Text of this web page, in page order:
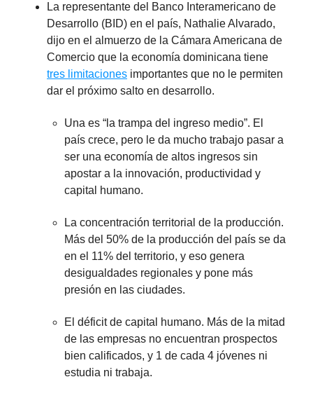
La representante del Banco Interamericano de
Desarrollo (BID) en el país, Nathalie Alvarado,
dijo en el almuerzo de la Cámara Americana de
Comercio que la economía dominicana tiene
tres limitaciones importantes que no le permiten
dar el próximo salto en desarrollo.
Una es “la trampa del ingreso medio”. El
país crece, pero le da mucho trabajo pasar a
ser una economía de altos ingresos sin
apostar a la innovación, productividad y
capital humano.
La concentración territorial de la producción.
Más del 50% de la producción del país se da
en el 11% del territorio, y eso genera
desigualdades regionales y pone más
presión en las ciudades.
El déficit de capital humano. Más de la mitad
de las empresas no encuentran prospectos
bien calificados, y 1 de cada 4 jóvenes ni
estudia ni trabaja.